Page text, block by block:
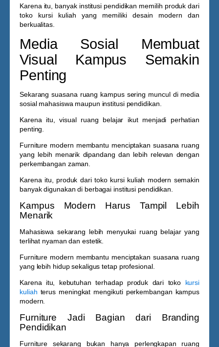
Karena itu, banyak institusi pendidikan memilih produk dari
toko kursi kuliah yang memiliki desain modern dan
berkualitas.
Media Sosial Membuat
Visual Kampus Semakin
Penting
Sekarang suasana ruang kampus sering muncul di media
sosial mahasiswa maupun institusi pendidikan.
Karena itu, visual ruang belajar ikut menjadi perhatian
penting.
Furniture modern membantu menciptakan suasana ruang
yang lebih menarik dipandang dan lebih relevan dengan
perkembangan zaman.
Karena itu, produk dari toko kursi kuliah modern semakin
banyak digunakan di berbagai institusi pendidikan.
Kampus Modern Harus Tampil Lebih
Menarik
Mahasiswa sekarang lebih menyukai ruang belajar yang
terlihat nyaman dan estetik.
Furniture modern membantu menciptakan suasana ruang
yang lebih hidup sekaligus tetap profesional.
Karena itu, kebutuhan terhadap produk dari toko kursi
kuliah terus meningkat mengikuti perkembangan kampus
modern.
Furniture Jadi Bagian dari Branding
Pendidikan
Furniture sekarang bukan hanya perlengkapan ruang